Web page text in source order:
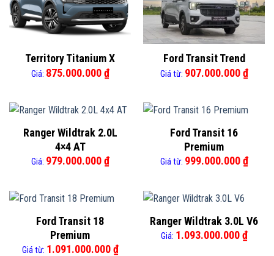
Territory Titanium X
Giá: 875.000.000₫
Ford Transit Trend
Giá từ: 907.000.000₫
Ranger Wildtrak 2.0L
4×4 AT
Giá: 979.000.000₫
Ford Transit 16
Premium
Giá từ: 999.000.000₫
Ford Transit 18
Premium
Giá từ: 1.091.000.000₫
Ranger Wildtrak 3.0L V6
Giá: 1.093.000.000₫